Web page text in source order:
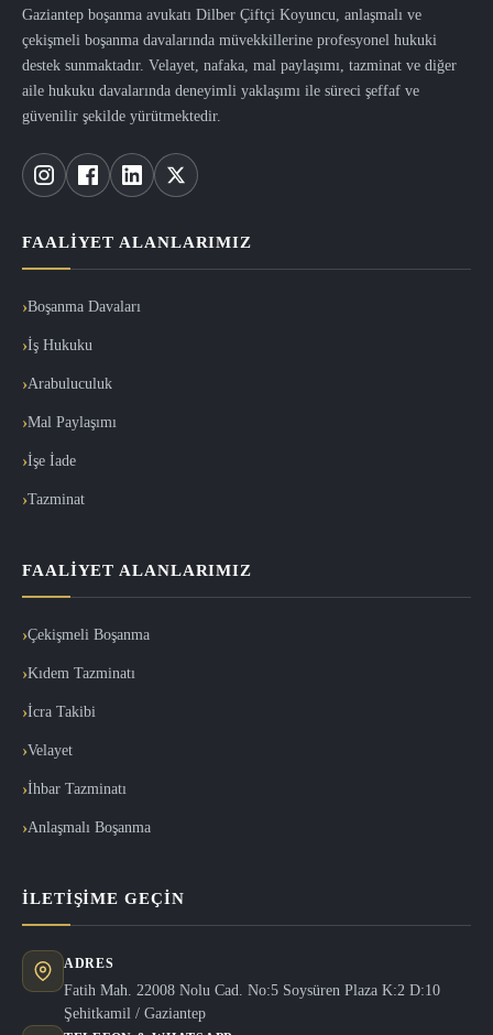
Gaziantep boşanma avukatı Dilber Çiftçi Koyuncu, anlaşmalı ve
çekişmeli boşanma davalarında müvekkillerine profesyonel hukuki
destek sunmaktadır. Velayet, nafaka, mal paylaşımı, tazminat ve diğer
aile hukuku davalarında deneyimli yaklaşımı ile süreci şeffaf ve
güvenilir şekilde yürütmektedir.
FAALIYET ALANLARIMIZ
Boşanma Davaları
İş Hukuku
Arabuluculuk
Mal Paylaşımı
İşe İade
Tazminat
FAALIYET ALANLARIMIZ
Çekişmeli Boşanma
Kıdem Tazminatı
İcra Takibi
Velayet
İhbar Tazminatı
Anlaşmalı Boşanma
İLETIŞIME GEÇIN
ADRES
Fatih Mah. 22008 Nolu Cad. No:5 Soysüren Plaza K:2 D:10
Şehitkamil / Gaziantep